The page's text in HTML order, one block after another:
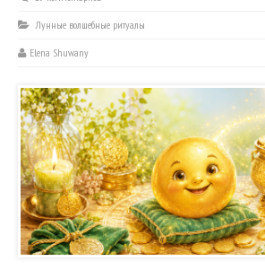
Лунные волшебные ритуалы
Elena Shuwany